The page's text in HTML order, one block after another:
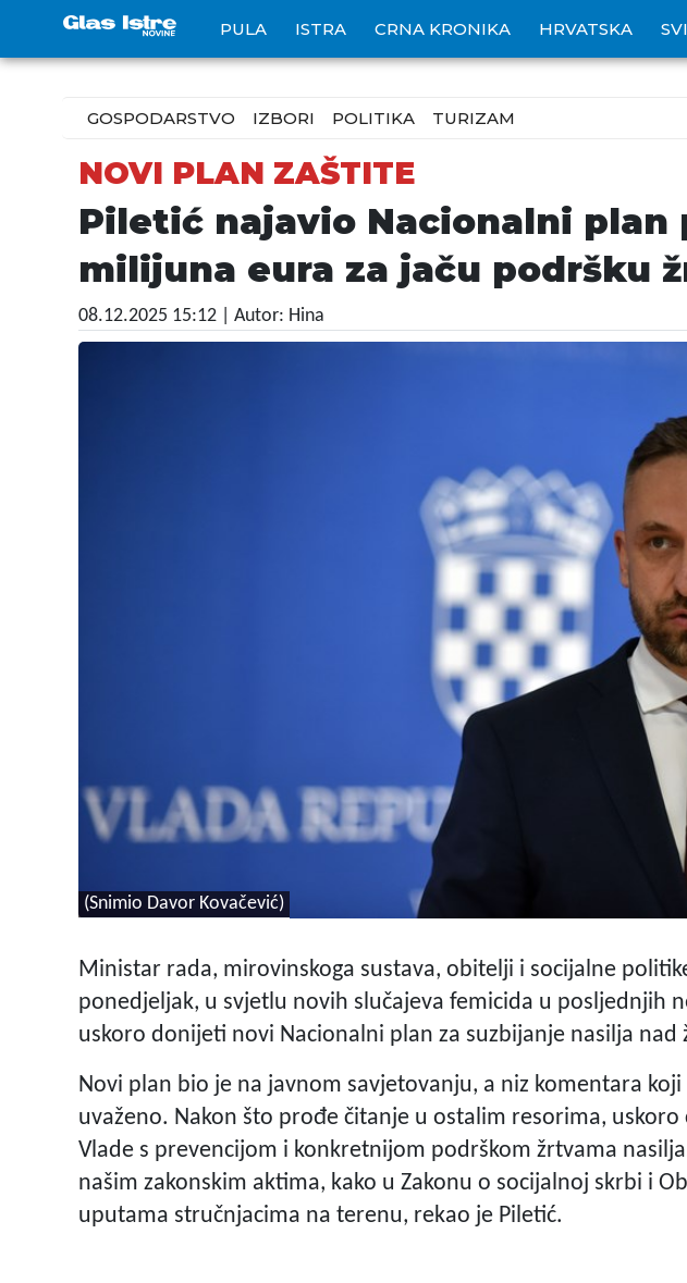
PULA ISTRA CRNA KRONIKA HRVATSKA
GOSPODARSTVO IZBORI POLITIKA TURIZAM
NOVI PLAN ZAŠTITE
Piletić najavio Nacionalni plan
milijuna eura za jaču podršku
08.12.2025 15:12 | Autor: Hina
(Snimio Davor Kovačević)
Ministar rada, mirovinskoga sustava, obitelji i socijalne
ponedjeljak, u svjetlu novih slučajeva femicida u posljednjih
uskoro donijeti novi Nacionalni plan za suzbijanje nasilja nad
Novi plan bio je na javnom savjetovanju, a niz komentara
uvaženo. Nakon što prođe čitanje u ostalim resorima,
Vlade s prevencijom i konkretnijom podrškom žrtvama
našim zakonskim aktima, kako u Zakonu o socijalnoj skrbi i
uputama stručnjacima na terenu, rekao je Piletić.